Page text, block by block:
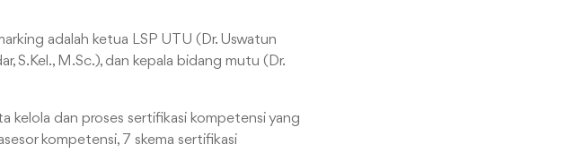
adalah ketua LSP UTU (Dr. Uswatun
S.Kel., M.Sc.), dan kepala bidang mutu (Dr.
kelola dan proses sertifikasi kompetensi yang
kompetensi, 7 skema sertifikasi